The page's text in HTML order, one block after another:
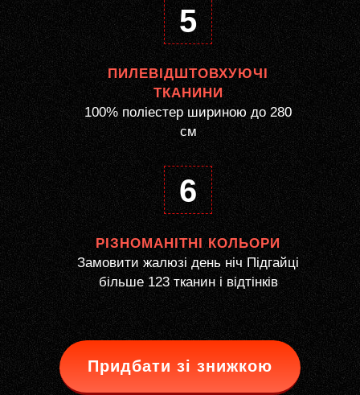
5
ПИЛЕВІДШТОВХУЮЧІ
ТКАНИНИ
100% поліестер шириною до 280
см
6
РІЗНОМАНІТНІ КОЛЬОРИ
Замовити жалюзі день ніч Підгайці
більше 123 тканин і відтінків
Придбати зі знижкою